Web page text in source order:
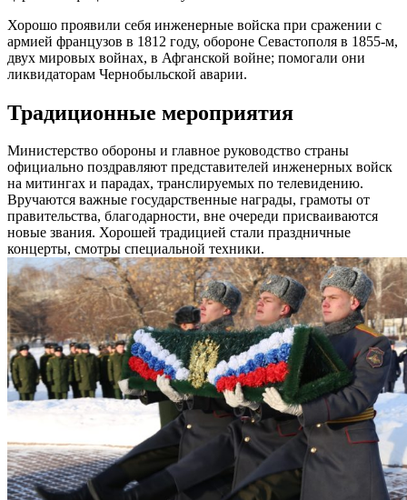
Хорошо проявили себя инженерные войска при сражении с
армией французов в 1812 году, обороне Севастополя в 1855-м,
двух мировых войнах, в Афганской войне; помогали они
ликвидаторам Чернобыльской аварии.
Традиционные мероприятия
Министерство обороны и главное руководство страны
официально поздравляют представителей инженерных войск
на митингах и парадах, транслируемых по телевидению.
Вручаются важные государственные награды, грамоты от
правительства, благодарности, вне очереди присваиваются
новые звания. Хорошей традицией стали праздничные
концерты, смотры специальной техники.